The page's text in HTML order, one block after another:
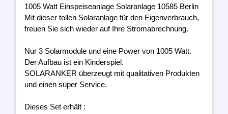
1005 Watt Einspeiseanlage Solaranlage 10585 Berlin
Mit dieser tollen Solaranlage für den Eigenverbrauch,
freuen Sie sich wieder auf Ihre Stromabrechnung.
Nur 3 Solarmodule und eine Power von 1005 Watt.
Der Aufbau ist ein Kinderspiel.
SOLARANKER überzeugt mit qualitativen Produkten
und einen super Service.
Dieses Set erhält :